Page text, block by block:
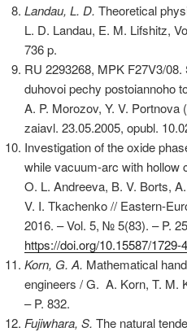
Landau, L. D. Theoretical
L. D. Landau, E. M. Lifshitz,
736 p.
RU 2293268, MPK F27V3/
duhovoi pechy postoiannoho
A. P. Morozov, Y. V. Portnova
zaiavl. 23.05.2005, opubl.
Investigation of the oxide
while vacuum-arc with hollow
O. L. Andreeva, B. V. Borts,
V. I. Tkachenko // Eastern-
2016. – Vol. 5, № 5(83). – P.
https://doi.org/10.15587/1729-
Korn, G. A. Mathematical
engineers / G. A. Korn, T. M.
– P. 832.
Fujiwhara, S. The natural